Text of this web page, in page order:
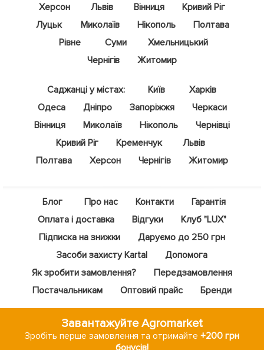
Херсон
Львів Вінниця
Кривий Ріг
Луцьк
Миколаїв Нікополь
Полтава
Рівне
Суми
Хмельницький
Чернігів
Житомир
Саджанці у містах: Київ
Харків
Одеса
Дніпро Запоріжжя
Черкаси
Вінниця
Миколаїв Нікополь
Чернівці
Кривий Ріг
Кременчук
Львів
Полтава
Херсон Чернігів Житомир
Блог Про нас Контакти
Гарантія
Оплата і доставка
Відгуки
Клуб "LUX"
Підписка на знижки
Даруємо до 250 грн
Засоби захисту Kartal
Допомога
Як зробити замовлення?
Передзамовлення
Постачальникам
Оптовий прайс Бренди
Завантажуйте Agromarket
Зробіть перше замовлення та отримайте+200 грн
бонусів!